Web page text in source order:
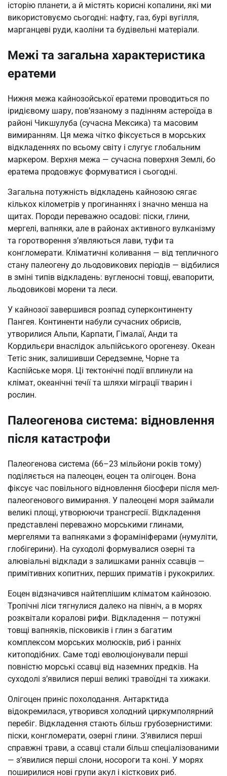
історію планети, а й містять корисні копалини, які ми
використовуємо сьогодні: нафту, газ, бурі вугілля,
марганцеві руди, каоліни та будівельні матеріали.
Межі та загальна характеристика
ератеми
Нижня межа кайнозойської ератеми проводиться по
іридієвому шару, пов’язаному з падінням астероїда в
районі Чикшулуба (сучасна Мексика) та масовим
вимиранням. Ця межа чітко фіксується в морських
відкладеннях по всьому світу і слугує глобальним
маркером. Верхня межа — сучасна поверхня Землі, бо
ератема продовжує формуватися і сьогодні.
Загальна потужність відкладень кайнозою сягає
кількох кілометрів у прогинаннях і значно менша на
щитах. Породи переважно осадові: піски, глини,
мергелі, вапняки, але в районах активного вулканізму
та горотворення з’являються лави, туфи та
конгломерати. Кліматичні коливання — від тепличного
стану палеогену до льодовикових періодів — відбилися
в зміні типів відкладень: вугленосні товщі, евапорити,
льодовикові морени та леси.
У кайнозої завершився розпад суперконтиненту
Пангея. Континенти набули сучасних обрисів,
утворилися Альпи, Карпати, Гімалаї, Анди та
Кордильєри внаслідок альпійського орогенезу. Океан
Тетіс зник, залишивши Середземне, Чорне та
Каспійське моря. Ці тектонічні події вплинули на
клімат, океанічні течії та шляхи міграції тварин і
рослин.
Палеогенова система: відновлення
після катастрофи
Палеогенова система (66–23 мільйони років тому)
поділяється на палеоцен, еоцен та олігоцен. Вона
фіксує час повільного відновлення біосфери після мел-
палеогенового вимирання. У палеоцені моря займали
великі площі, утворюючи трансгресії. Відкладення
представлені переважно морськими глинами,
мергелями та вапняками з форамініферами (нумуліти,
глобігерини). На суходолі формувалися озерні та
алювіальні відклади з залишками ранніх ссавців —
примітивних копитних, перших приматів і рукокрилих.
Еоцен відзначився найтеплішим кліматом кайнозою.
Тропічні ліси тягнулися далеко на північ, а в морях
розквітали коралові рифи. Відкладення — потужні
товщі вапняків, пісковиків і глин з багатим
комплексом морських молюсків, риб і ранніх
китоподібних. Саме тоді еволюціонували перші
повністю морські ссавці від наземних предків. На
суходолі з’явилися перші великі травоїдні та хижаки.
Олігоцен приніс похолодання. Антарктида
відокремилася, утворився холодний циркумполярний
перебіг. Відкладення стають більш грубозернистими:
піски, конгломерати, озерні глини. З’явилися перші
справжні трави, а ссавці стали більш спеціалізованими
— з’явилися перші слони, носороги та коні. У морях
поширилися нові групи акул і кісткових риб.